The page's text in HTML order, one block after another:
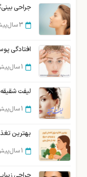
جراحی
3 سال پیش
افتادگی
1 سال پیش
لیفت شقیقه
1 سال پیش
بهترین
1 سال پیش